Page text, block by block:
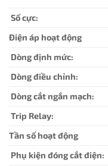
Số cực:
Điện áp hoạt động
Dòng định mức:
Dòng điều chỉnh:
Dòng cắt ngắn mạch:
Trip Relay:
Tần số hoạt động
Phụ kiện đóng cắt điện: